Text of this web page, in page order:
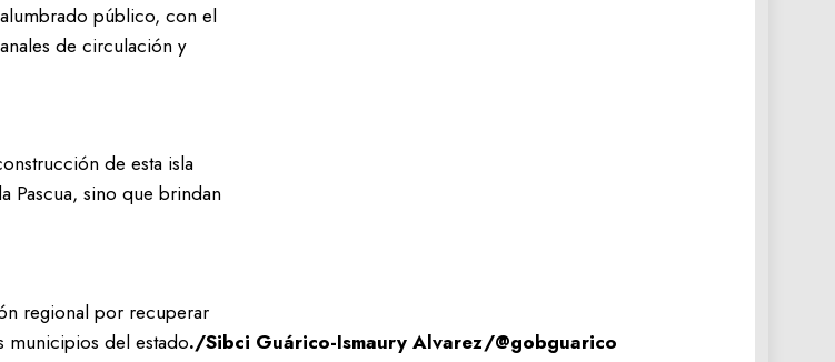
público, con el
de circulación y
de esta isla
Pascua, sino que brindan
regional por recuperar
municipios del estado./Sibci Guárico-Ismaury Alvarez/@gobguarico